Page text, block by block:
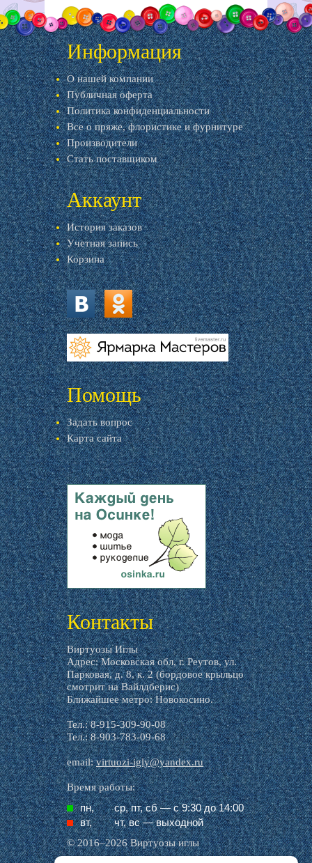
Информация
О нашей компании
Публичная оферта
Политика конфиденциальности
Все о пряже, флористике и фурнитуре
Производители
Стать поставщиком
Аккаунт
История заказов
Учетная запись
Корзина
vk.com ok.ru
livemaster.ru
Помощь
Задать вопрос
Карта сайта
livemaster.ru
Контакты
Виртуозы Иглы
Адрес: Московская обл, г. Реутов, ул.
Парковая, д. 8, к. 2 (бордовое крыльцо
смотрит на Вайлдберис)
Ближайшее метро: Новокосино.
Тел.: 8-915-309-90-08
Тел.: 8-903-783-09-68
email:virtuozi-igly@yandex.ru
Время работы:
пн,
ср, пт, cб — с 9:30 до 14:00
вт,
чт, вс — выходной
© 2016–2026 Виртуозы иглы